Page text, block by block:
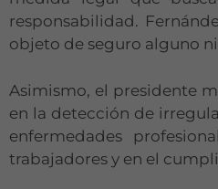
responsabilidad.
objeto de seguro alguno
Asimismo, el presidente
en la detección de
enfermedades
trabajadores y en el